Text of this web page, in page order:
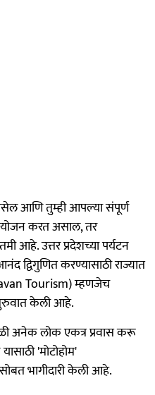
आणि तुम्ही आपल्या संपूर्ण
करत असाल, तर
आहे. उत्तर प्रदेशच्या पर्यटन
द्विगुणित करण्यासाठी राज्यात
Tourism) म्हणजेच
सुरुवात केली आहे.
अनेक लोक एकत्र प्रवास करू
'मोटोहोम'
भागीदारी केली आहे.